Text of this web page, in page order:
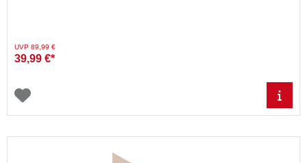
Preis reduziert von
UVP 89,99 €auf
39,99 €*